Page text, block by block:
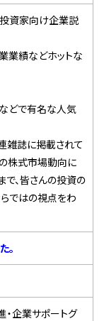
資家向け企業説
業績などホットな
どで有名な人気
雑誌に掲載されて
株式市場動向に
で、皆さんの投資の
ではの視点をわ
。
企業サポートグ